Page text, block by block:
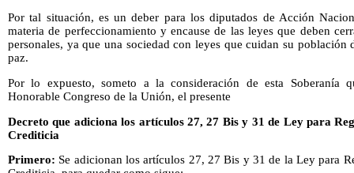
Por tal situación, es un deber para los diputados de Acción
materia de perfeccionamiento y encause de las leyes que deben
personales, ya que una sociedad con leyes que cuidan su
paz.
Por lo expuesto, someto a la consideración de esta Soberanía
Honorable Congreso de la Unión, el presente
Decreto que adiciona los artículos 27, 27 Bis y 31 de Ley para
Crediticia
Primero: Se adicionan los artículos 27, 27 Bis y 31 de la Ley para